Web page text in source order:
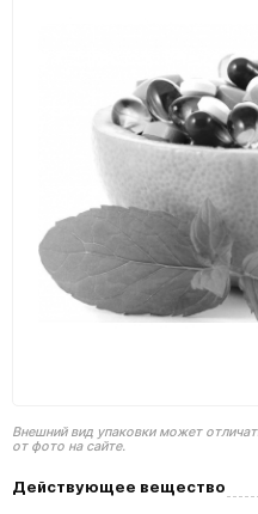
Внешний вид упаковки может
от фото на сайте.
Действующее вещество